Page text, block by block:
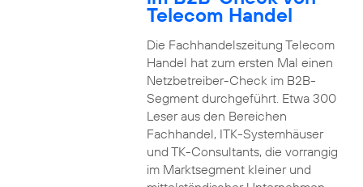
Telecom Handel
Die Fachhandelszeitung Telecom
Handel hat zum ersten Mal einen
Netzbetreiber-Check im B2B-
Segment durchgeführt. Etwa 300
Leser aus den Bereichen
Fachhandel, ITK-Systemhäuser
und TK-Consultants, die vorrangig
im Marktsegment kleiner und